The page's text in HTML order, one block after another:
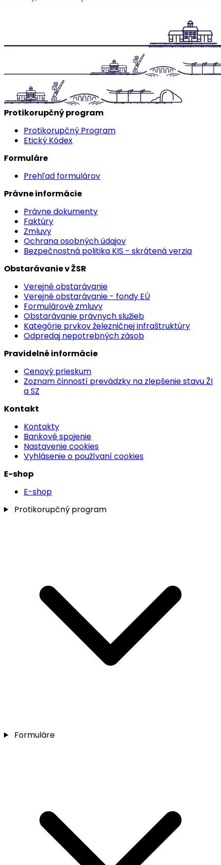
Protikorupčný program
Protikorupčný Program
Etický Kódex
Formuláre
Prehľad formulárov
Právne informácie
Právne dokumenty
Faktúry
Zmluvy
Ochrana osobných údajov
Bezpečnostná politika KIS - skrátená verzia
Obstarávanie v ŽSR
Verejné obstarávanie
Verejné obstarávanie - fondy EÚ
Formulárové zmluvy
Obstarávanie právnych služieb
Kategórie prvkov železničnej infraštruktúry
Odpredaj nepotrebných zásob
Pravidelné informácie
Cenový prieskum
Zoznam činností prevádzky na zlepšenie stavu ŽI
a SZ
Kontakt
Kontakty
Bankové spojenie
Nastavenie cookies
Vyhlásenie o používaní cookies
E-shop
E-shop
Protikorupčný program
Formuláre